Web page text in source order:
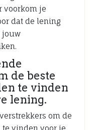
voorkom je
dat de lening
jouw
de beste
te vinden
lening.
om de
te vinden voor je